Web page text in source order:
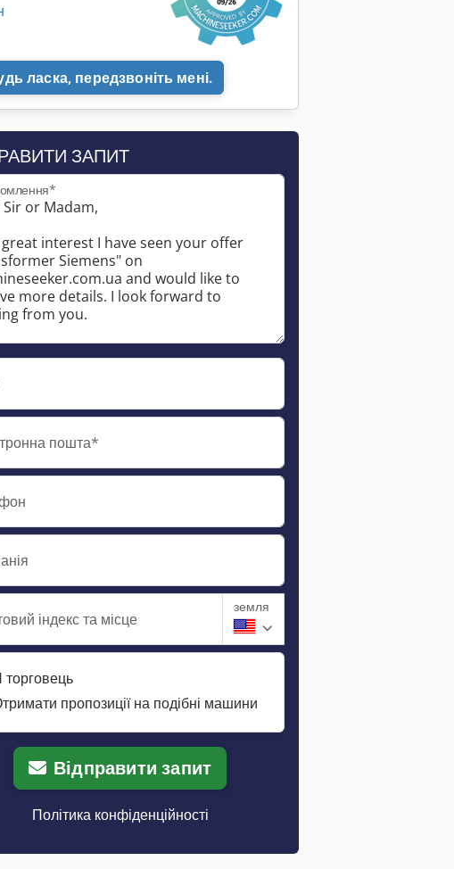
ласка, передзвоніть мені.
ЗАПИТ
пошта*
індекс та місце
земля
торговець
пропозиції на подібні машини
Відправити запит
Політика конфіденційності